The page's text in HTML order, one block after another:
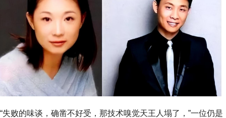
“失败的味谈，确凿不好受，那技术嗅觉天王人塌了，”一位仍是